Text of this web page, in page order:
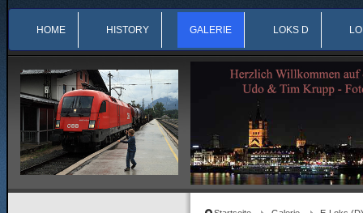
HOME HISTORY GALERIE LOKS D